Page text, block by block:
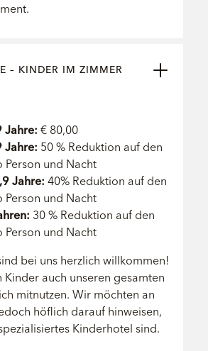
– KINDER IM ZIMMER
Jahre: € 80,00
Jahre: 50 % Reduktion auf den
Person und Nacht
Jahre: 40% Reduktion auf den
Person und Nacht
30 % Reduktion auf den
Person und Nacht
bei uns herzlich willkommen!
Kinder auch unseren gesamten
mitnutzen. Wir möchten an
höflich darauf hinweisen,
Kinderhotel sind.